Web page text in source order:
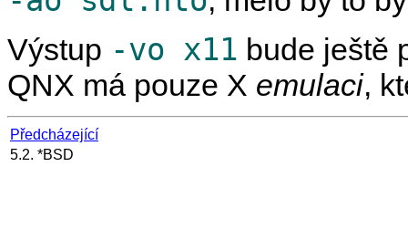
Výstup -vo x11 bude ještě
QNX má pouze X emulaci,
Předcházející
5.2. *BSD